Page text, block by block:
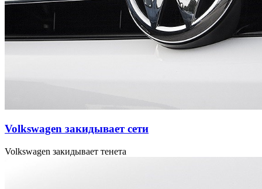
Volkswagen закидывает сети
Volkswagen закидывает тенета